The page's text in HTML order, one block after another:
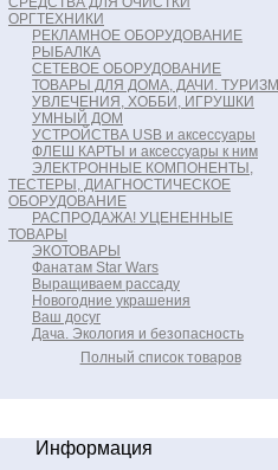
ОРГТЕХНИКИ
РЕКЛАМНОЕ ОБОРУДОВАНИЕ
РЫБАЛКА
СЕТЕВОЕ ОБОРУДОВАНИЕ
ТОВАРЫ ДЛЯ ДОМА, ДАЧИ. ТУРИЗМ
УВЛЕЧЕНИЯ, ХОББИ, ИГРУШКИ
УМНЫЙ ДОМ
УСТРОЙСТВА USB и аксессуары
ФЛЕШ КАРТЫ и аксессуары к ним
ЭЛЕКТРОННЫЕ КОМПОНЕНТЫ,
ТЕСТЕРЫ, ДИАГНОСТИЧЕСКОЕ
ОБОРУДОВАНИЕ
РАСПРОДАЖА! УЦЕНЕННЫЕ
ТОВАРЫ
ЭКОТОВАРЫ
Фанатам Star Wars
Выращиваем рассаду
Новогодние украшения
Ваш досуг
Дача. Экология и безопасность
Полный список товаров
Информация